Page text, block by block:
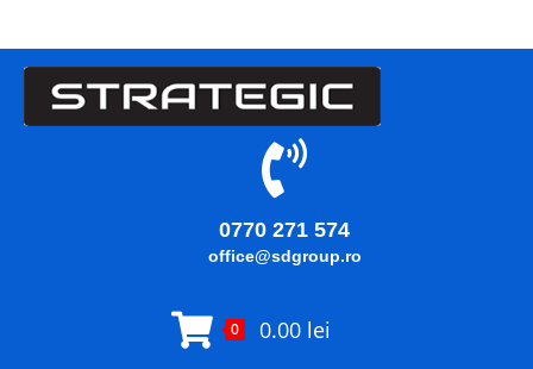
0770 271 574
office@sdgroup.ro
0 0.00 lei